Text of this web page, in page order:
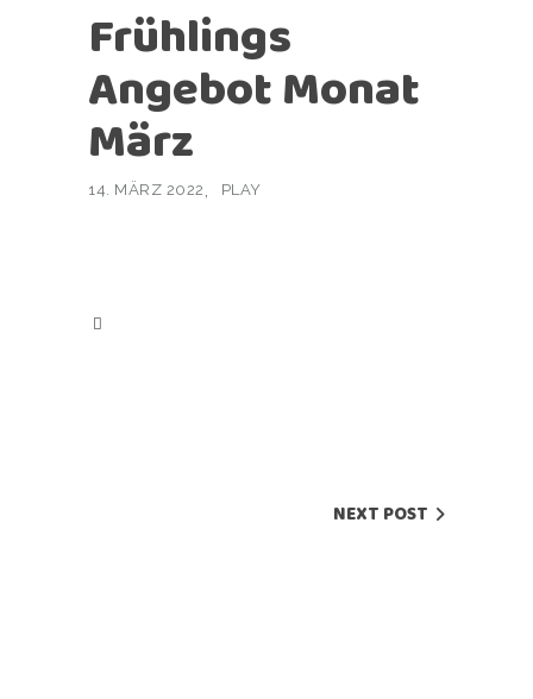
Frühlings
Angebot Monat
März
14. MÄRZ 2022 PLAY
NEXT POST